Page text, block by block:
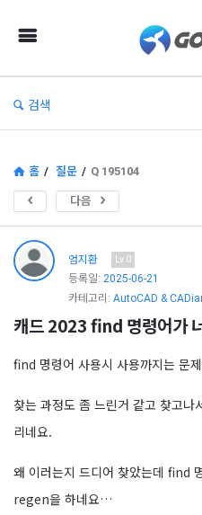
캐
(CAD)
보
중
심
검색
홈 / 질문 / Q 195104
다음
엄지환 Lv.0
등록일: 2025-06-21
카테고리: AutoCAD &
캐드 2023 find 명령어가
find 명령어 사용시 사용까지는 문
찾는 과정도 좀 느린거 같고 찾고
리네요.
왜 이러는지 드디어 찾았는데 find
regen을 하네요…